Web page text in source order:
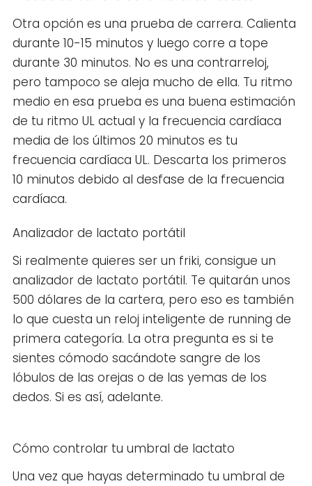
Otra opción es una prueba de carrera. Calienta
durante 10-15 minutos y luego corre a tope
durante 30 minutos. No es una contrarreloj,
pero tampoco se aleja mucho de ella. Tu ritmo
medio en esa prueba es una buena estimación
de tu ritmo UL actual y la frecuencia cardíaca
media de los últimos 20 minutos es tu
frecuencia cardíaca UL. Descarta los primeros
10 minutos debido al desfase de la frecuencia
cardíaca.
Analizador de lactato portátil
Si realmente quieres ser un friki, consigue un
analizador de lactato portátil. Te quitarán unos
500 dólares de la cartera, pero eso es también
lo que cuesta un reloj inteligente de running de
primera categoría. La otra pregunta es si te
sientes cómodo sacándote sangre de los
lóbulos de las orejas o de las yemas de los
dedos. Si es así, adelante.
Cómo controlar tu umbral de lactato
Una vez que hayas determinado tu umbral de